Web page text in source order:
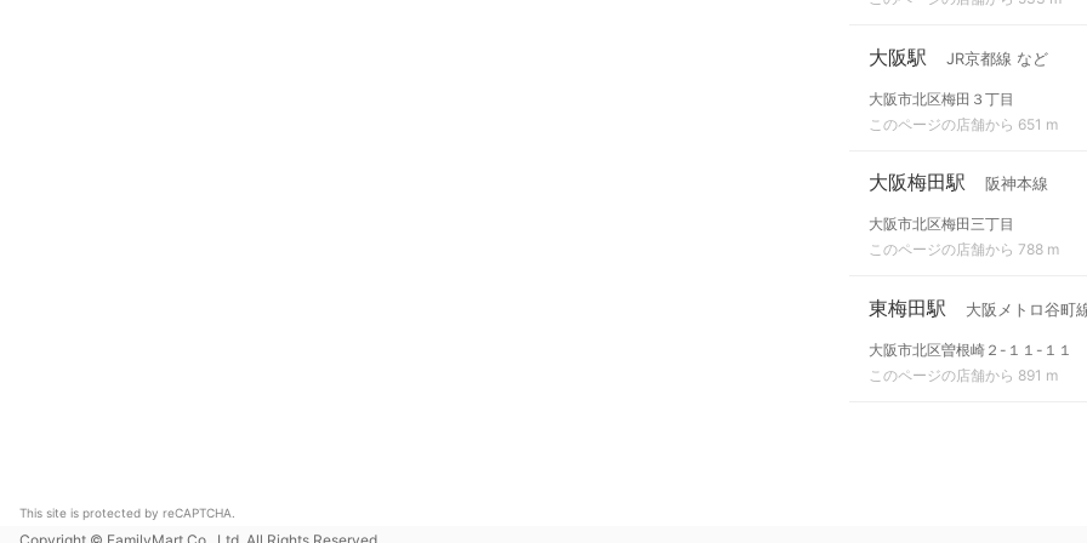
大阪駅 JR京都線 など
大阪市北区梅田３丁目
このページの店舗から 651 m
大阪梅田駅 阪神本線
大阪市北区梅田三丁目
このページの店舗から 788 m
東梅田駅 大阪メトロ谷町
大阪市北区曽根崎２-１１-１１
このページの店舗から 891 m
This site is protected by reCAPTCHA.